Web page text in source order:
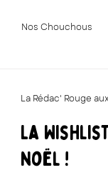
Nos Chouchous
La
noël !
La Rédac' Rouge